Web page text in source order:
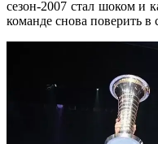
сезон-2007 стал шоком и
команде снова поверить в